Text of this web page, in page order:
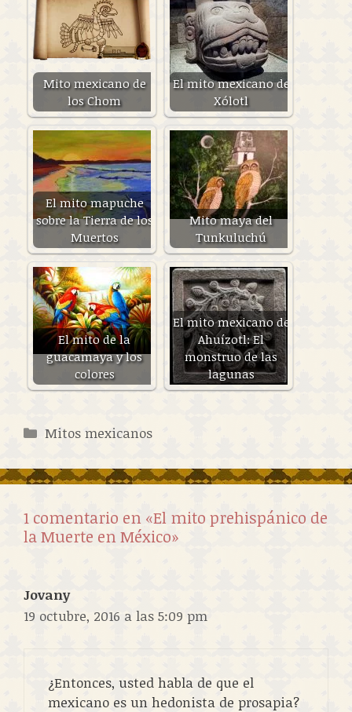
Mito mexicano de
los Chom
El mito mexicano de
Xólotl
El mito mapuche
sobre la Tierra de los
Muertos
Mito maya del
Tunkuluchú
El mito de la
guacamaya y los
colores
El mito mexicano de
Ahuízotl: El
monstruo de las
lagunas
Categorías
Mitos mexicanos
1 comentario en «El mito prehispánico de
la Muerte en México»
Jovany
19 octubre, 2016 a las 5:09 pm
¿Entonces, usted habla de que el
mexicano es un hedonista de prosapia?